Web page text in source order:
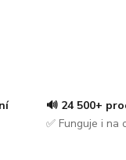
🔊 24 500+
✅ Funguje i na